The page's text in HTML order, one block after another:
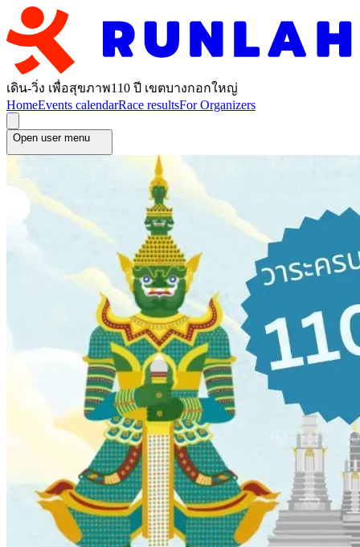
เดิน-วิ่ง เพื่อสุขภาพ110 ปี เขตบางกอกใหญ่
HomeEvents calendarRace resultsFor Organizers
Open user menu